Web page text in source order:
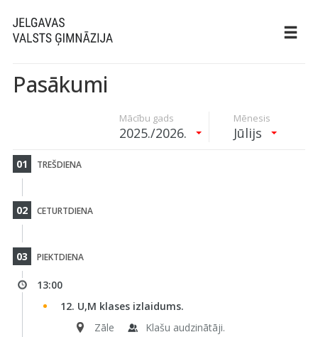
Pasākumi
Mācību gads
2025./2026.
Mēnesis
Jūlijs
01 TREŠDIENA
02 CETURTDIENA
03 PIEKTDIENA
13:00
12. U,M klases izlaidums.
Zāle
Klašu audzinātāji.